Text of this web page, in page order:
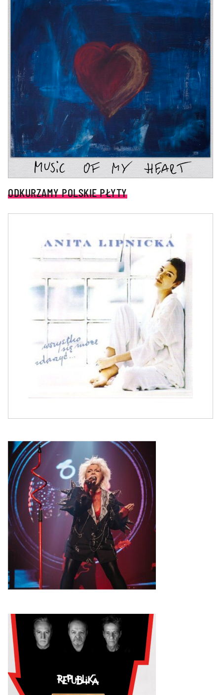
ODKURZAMY POLSKIE PŁYTY